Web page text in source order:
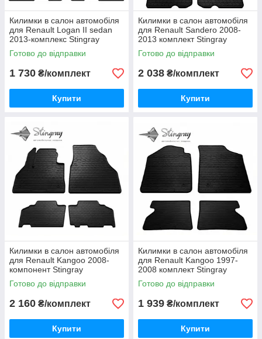
Килимки в салон автомобіля
для Renault Logan II sedan
2013-комплекс Stingray
Готово до відправки
1 730 ₴/комплект
Купити
Килимки в салон автомобіля
для Renault Sandero 2008-
2013 комплект Stingray
Готово до відправки
2 038 ₴/комплект
Купити
Килимки в салон автомобіля
для Renault Kangoo 2008-
компонент Stingray
Готово до відправки
2 160 ₴/комплект
Купити
Килимки в салон автомобіля
для Renault Kangoo 1997-
2008 комплект Stingray
Готово до відправки
1 939 ₴/комплект
Купити